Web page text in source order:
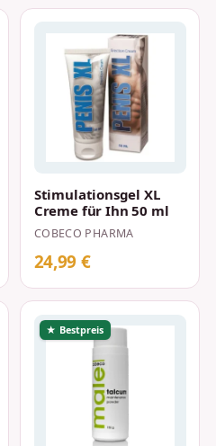
Stimulationsgel XL
Creme für Ihn 50 ml
COBECO PHARMA
24,99 €
★ Bestpreis